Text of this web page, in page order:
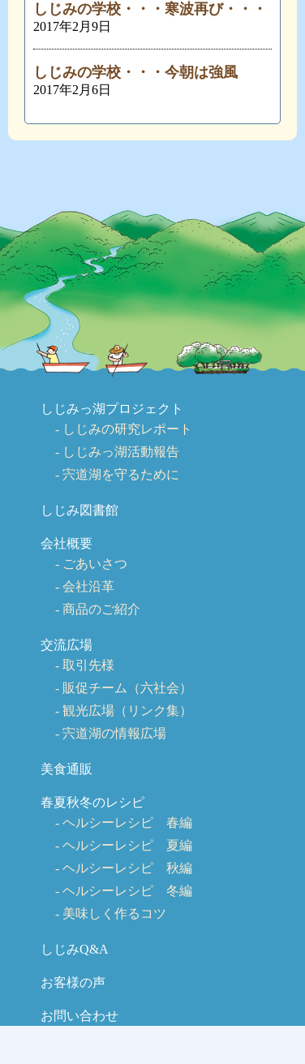
しじみの学校・・・寒波再び・・・
2017年2月9日
しじみの学校・・・今朝は強風
2017年2月6日
しじみっ湖プロジェクト
しじみの研究レポート
しじみっ湖活動報告
宍道湖を守るために
しじみ図書館
会社概要
ごあいさつ
会社沿革
商品のご紹介
交流広場
取引先様
販促チーム（六社会）
観光広場（リンク集）
宍道湖の情報広場
美食通販
春夏秋冬のレシピ
ヘルシーレシピ 春編
ヘルシーレシピ 夏編
ヘルシーレシピ 秋編
ヘルシーレシピ 冬編
美味しく作るコツ
しじみQ&A
お客様の声
お問い合わせ